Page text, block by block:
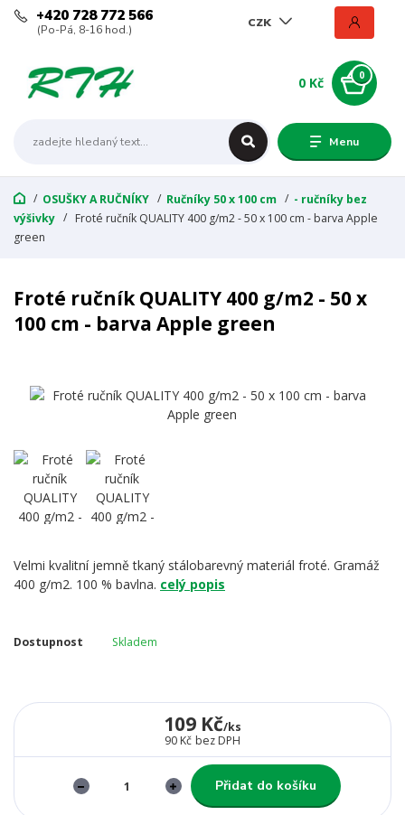
Menu
CZK
+420 728 772 566
(Po-Pá, 8-16 hod.)
0
0 Kč
OSUŠKY A RUČNÍKY Ručníky 50 x 100 cm
- ručníky bez
výšivky
Froté ručník QUALITY 400 g/m2 - 50 x 100 cm - barva Apple
green
Froté ručník QUALITY 400 g/m2 - 50 x
100 cm - barva Apple green
Velmi kvalitní jemně tkaný stálobarevný materiál froté. Gramáž
400 g/m2. 100 % bavlna. celý popis
Dostupnost Skladem
109 Kč/ks
90 Kč bez DPH
Přidat do košíku